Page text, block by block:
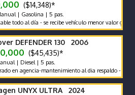
($14,348)*
| Gasolina | 5 pas.
al día - se recibe vehículo menor valor garantía x
DEFENDER 130 2006
($45,435)*
| Diesel | 5 pas.
agencia-mantenimiento al dia respaldo -pocos
UNYX ULTRA 2024